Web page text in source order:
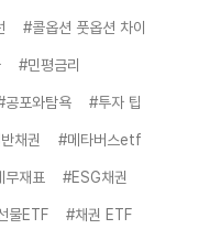
#콜옵션 풋옵션 차이
#민평금리
공포와탐욕 #투자 팁
채권 #메타버스etf
무재표 #ESG채권
물ETF #채권 ETF